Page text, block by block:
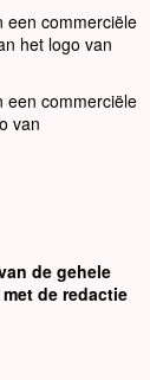
een commerciële
het logo van
een commerciële
van
de gehele
de redactie